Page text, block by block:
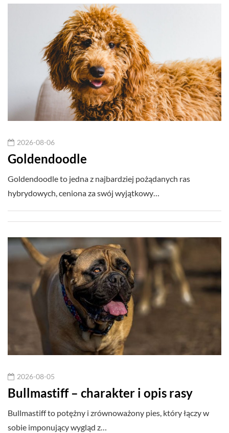
2026-08-06
Goldendoodle
Goldendoodle to jedna z najbardziej pożądanych ras
hybrydowych, ceniona za swój wyjątkowy…
2026-08-05
Bullmastiff – charakter i opis rasy
Bullmastiff to potężny i zrównoważony pies, który łączy w
sobie imponujący wygląd z…